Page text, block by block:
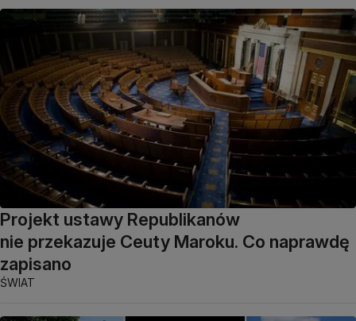
Projekt ustawy Republikanów
nie przekazuje Ceuty Maroku. Co naprawdę
zapisano
ŚWIAT